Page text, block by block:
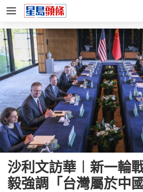
沙利文訪華︱新一輪
毅強調「台灣屬於中